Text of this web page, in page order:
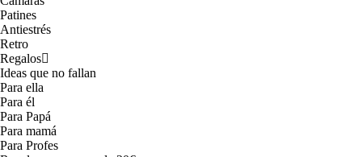
Patines
Antiestrés
Retro
Regalos
Ideas que no fallan
Para ella
Para él
Para Papá
Para mamá
Para Profes